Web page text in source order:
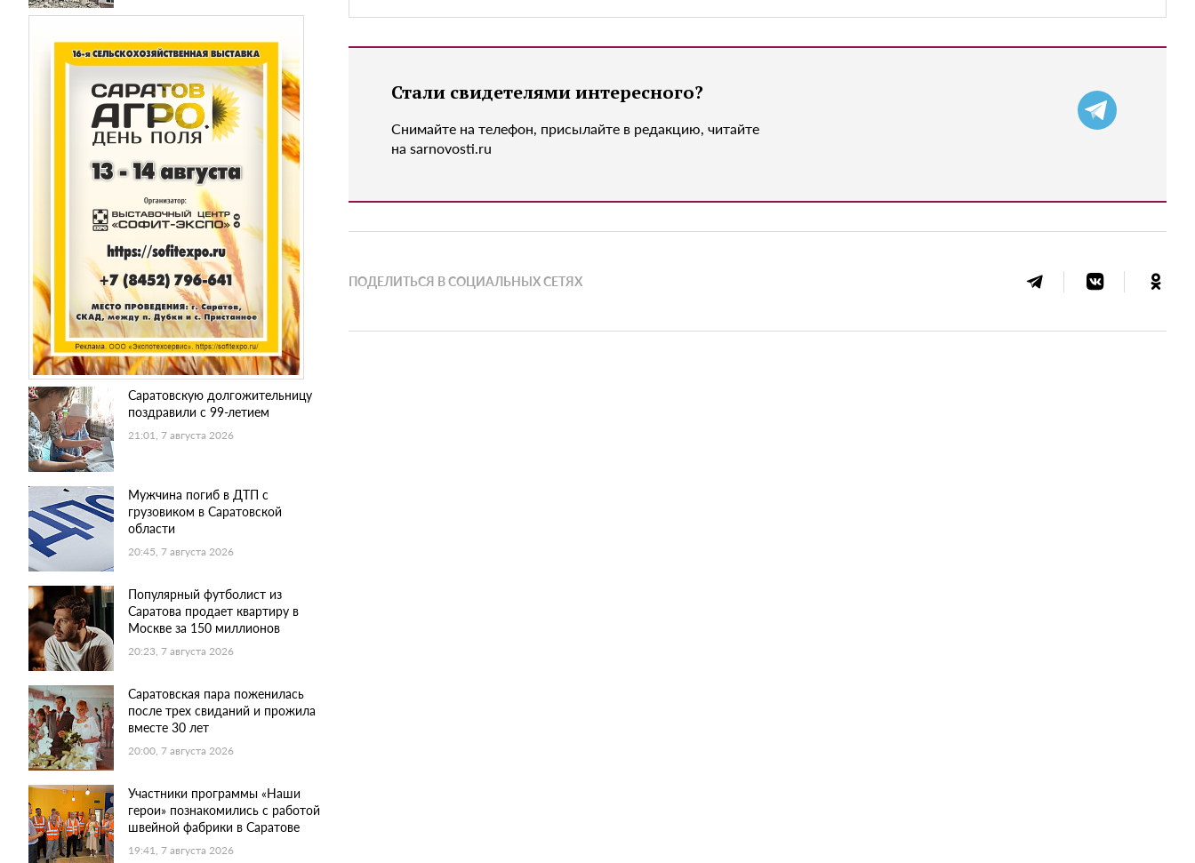
Саратовскую долгожительницу
поздравили с 99-летием
21:01, 7 августа 2026
Мужчина погиб в ДТП с
грузовиком в Саратовской
области
20:45, 7 августа 2026
Популярный футболист из
Саратова продает квартиру в
Москве за 150 миллионов
20:23, 7 августа 2026
Саратовская пара поженилась
после трех свиданий и прожила
вместе 30 лет
20:00, 7 августа 2026
Участники программы «Наши
герои» познакомились с работой
швейной фабрики в Саратове
19:41, 7 августа 2026
Стали свидетелями интересного?
Снимайте на телефон, присылайте в редакцию, читайте
на sarnovosti.ru
ПОДЕЛИТЬСЯ В СОЦИАЛЬНЫХ СЕТЯХ